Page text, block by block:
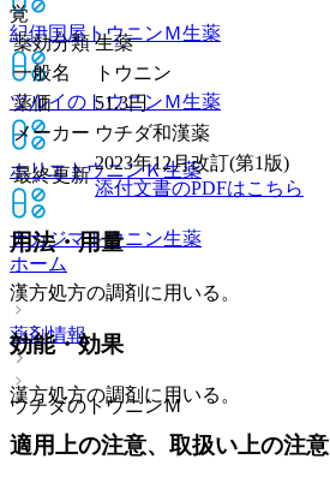
紀伊国屋トウニンＭ生薬
ツルイのトウニンＭ生薬
ホリエトウニンＫ生薬
ナカジマトウニン生薬
ホーム
薬剤情報
ウチダのトウニンＭ
覚
薬効分類 生薬
一般名
トウニン
薬価
51.3円
メーカー ウチダ和漢薬
最終更新
2023年12月改訂(第1版)
添付文書のPDFはこちら
用法・用量
漢方処方の調剤に用いる。
効能・効果
漢方処方の調剤に用いる。
適用上の注意、取扱い上の注意